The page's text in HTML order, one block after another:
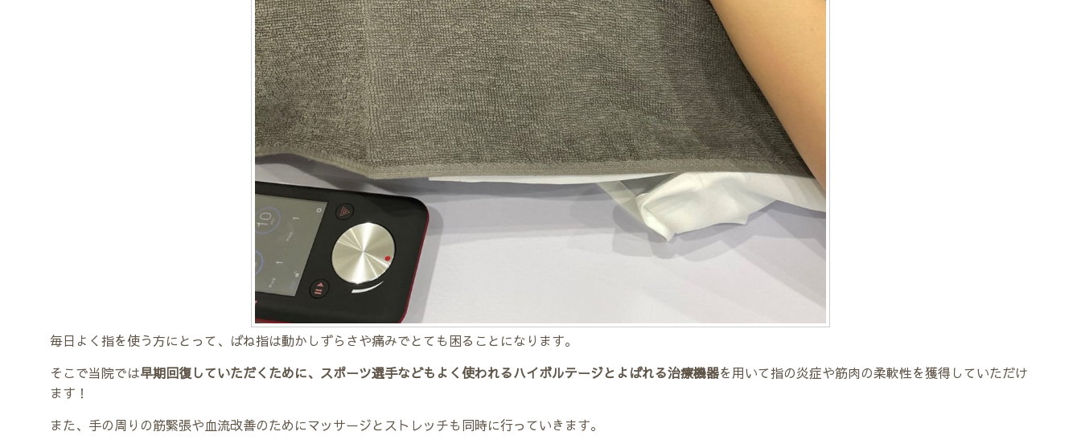
毎日よく指を使う方にとって、ばね指は動かしずらさや痛みでとても困ることになります。
そこで当院では早期回復していただくために、スポーツ選手などもよく使われるハイボルテージとよばれる治療機器を用いて指の炎症や筋肉の柔軟性を獲得していただけ
ます！
また、手の周りの筋緊張や血流改善のためにマッサージとストレッチも同時に行っていきます。